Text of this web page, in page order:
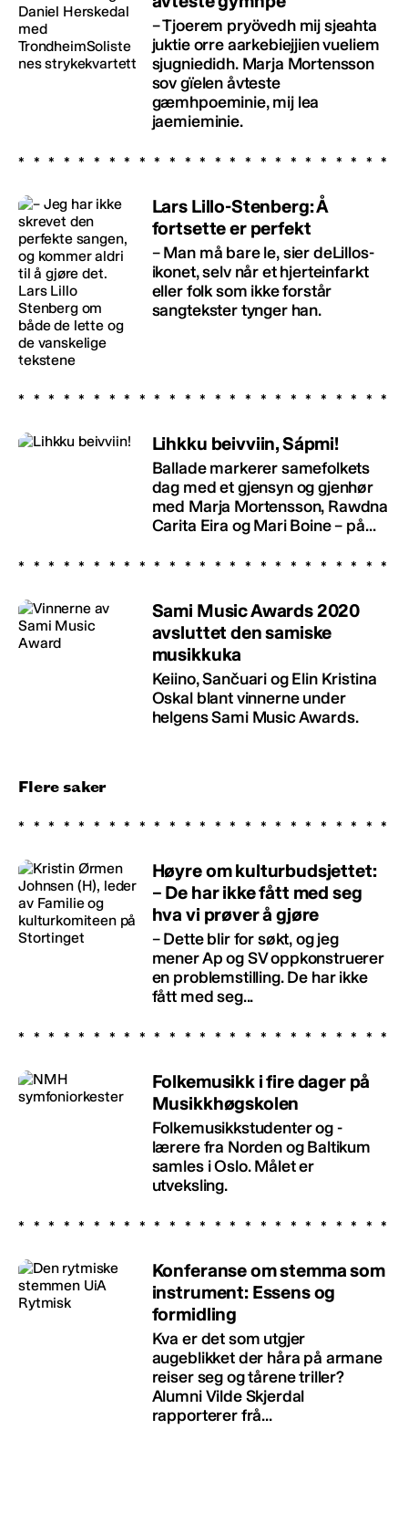
– Tjoerem pryövedh mij sjeahta
juktie orre aarkebiejjien vueliem
sjugniedidh. Marja Mortensson
sov gïelen åvteste
gæmhpoeminie, mij lea
jaemieminie.
Lars Lillo-Stenberg: Å
fortsette er perfekt
– Man må bare le, sier deLillos-
ikonet, selv når et hjerteinfarkt
eller folk som ikke forstår
sangtekster tynger han.
Lihkku beivviin, Sápmi!
Ballade markerer samefolkets
dag med et gjensyn og gjenhør
med Marja Mortensson, Rawdna
Carita Eira og Mari Boine – på...
Sami Music Awards 2020
avsluttet den samiske
musikkuka
Keiino, Sančuari og Elin Kristina
Oskal blant vinnerne under
helgens Sami Music Awards.
Flere saker
Høyre om kulturbudsjettet:
– De har ikke fått med seg
hva vi prøver å gjøre
– Dette blir for søkt, og jeg
mener Ap og SV oppkonstruerer
en problemstilling. De har ikke
fått med seg...
Folkemusikk i fire dager på
Musikkhøgskolen
Folkemusikkstudenter og -
lærere fra Norden og Baltikum
samles i Oslo. Målet er
utveksling.
Konferanse om stemma som
instrument: Essens og
formidling
Kva er det som utgjer
augeblikket der håra på armane
reiser seg og tårene triller?
Alumni Vilde Skjerdal
rapporterer frå...